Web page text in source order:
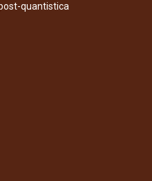
quantistica